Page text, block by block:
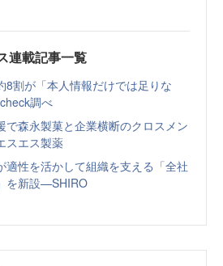
連載記事一覧
8割が「本人情報だけでは足りな
調べ
で森永製菓と企業横断のクロスメン
スエス製薬
適性を活かして組織を支える「全社
を新設—SHIRO